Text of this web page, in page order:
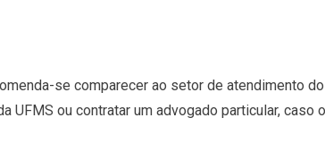
se comparecer ao setor de atendimento
UFMS ou contratar um advogado particular, caso